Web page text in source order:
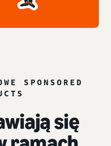
SPONSORED
się